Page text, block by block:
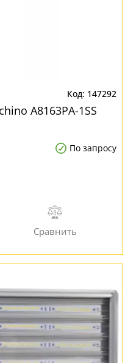
147292
A8163PA-1SS
По запросу